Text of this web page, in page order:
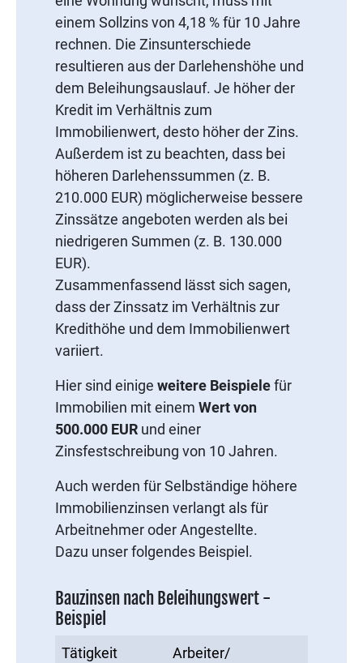
einem Sollzins von 4,18 % für 10 Jahre
rechnen. Die Zinsunterschiede
resultieren aus der Darlehenshöhe und
dem Beleihungsauslauf. Je höher der
Kredit im Verhältnis zum
Immobilienwert, desto höher der Zins.
Außerdem ist zu beachten, dass bei
höheren Darlehenssummen (z. B.
210.000 EUR) möglicherweise bessere
Zinssätze angeboten werden als bei
niedrigeren Summen (z. B. 130.000
EUR).
Zusammenfassend lässt sich sagen,
dass der Zinssatz im Verhältnis zur
Kredithöhe und dem Immobilienwert
variiert.
Hier sind einige weitere Beispielefür
Immobilien mit einem Wert von
500.000 EUR und einer
Zinsfestschreibung von 10 Jahren.
Auch werden für Selbständige höhere
Immobilienzinsen verlangt als für
Arbeitnehmer oder Angestellte.
Dazu unser folgendes Beispiel.
Bauzinsen nach Beleihungswert -
Beispiel
Tätigkeit
Arbeiter/